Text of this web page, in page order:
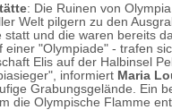
: Die Ruinen von
Welt pilgern zu den
statt und die waren bereits
einer "Olympiade" - trafen
Elis auf der Halbinsel
informiert Maria
Grabungsgelände. Ein
die Olympische Flamme